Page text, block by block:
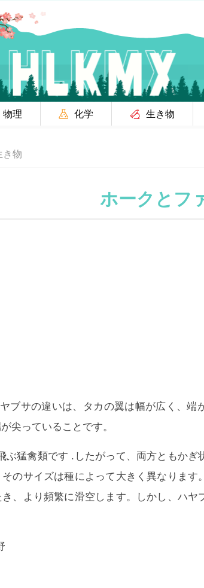
物理 化学 生き物
き物
ホークとフ
ブサの違いは、
タカの翼は幅が広く、端
尖っていることです。
ぶ猛禽類です .したがって、両方ともかぎ
のサイズは種によって大きく異なります
、より頻繁に滑空します。しかし、ハヤ